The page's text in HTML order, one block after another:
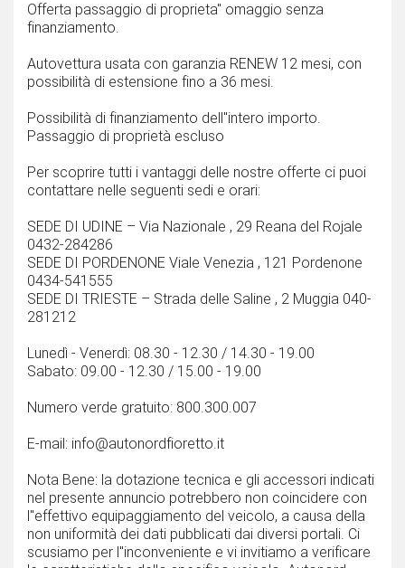
Offerta passaggio di proprieta'' omaggio senza
finanziamento.
Autovettura usata con garanzia RENEW 12 mesi, con
possibilità di estensione fino a 36 mesi.
Possibilità di finanziamento dell''intero importo.
Passaggio di proprietà escluso
Per scoprire tutti i vantaggi delle nostre offerte ci puoi
contattare nelle seguenti sedi e orari:
SEDE DI UDINE – Via Nazionale , 29 Reana del Rojale
0432-284286
SEDE DI PORDENONE Viale Venezia , 121 Pordenone
0434-541555
SEDE DI TRIESTE – Strada delle Saline , 2 Muggia 040-
281212
Lunedì - Venerdì: 08.30 - 12.30 / 14.30 - 19.00
Sabato: 09.00 - 12.30 / 15.00 - 19.00
Numero verde gratuito: 800.300.007
E-mail: info@autonordfioretto.it
Nota Bene: la dotazione tecnica e gli accessori indicati
nel presente annuncio potrebbero non coincidere con
l''effettivo equipaggiamento del veicolo, a causa della
non uniformità dei dati pubblicati dai diversi portali. Ci
scusiamo per l''inconveniente e vi invitiamo a verificare